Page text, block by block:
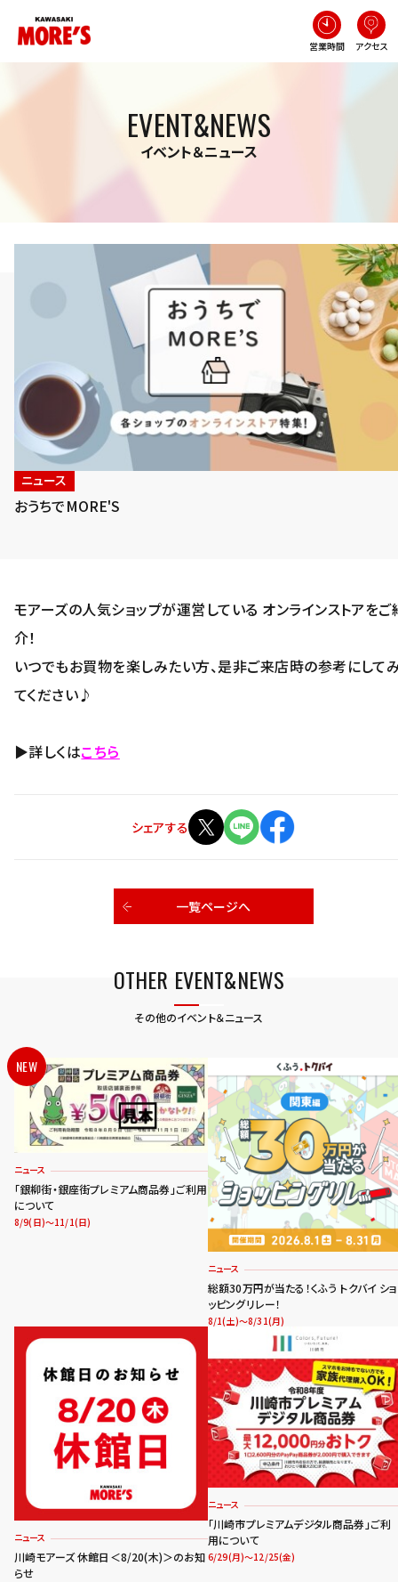
営業時間 アクセス
EVENT&NEWS
イベント＆ニュース
ニュース
おうちでMORE'S
モアーズの人気ショップが運営している オンラインストアをご
介！
いつでもお買物を楽しみたい方、是非ご来店時の参考にして
てください♪
▶詳しくはこちら
シェアする
一覧ページへ
OTHER EVENT&NEWS
その他のイベント＆ニュース
NEW
ニュース
「銀柳街・銀座街プレミアム商品券」ご利用
について
8/9(日)～11/1(日)
ニュース
総額30万円が当たる！くふう トクバイ ショ
ッピングリレー！
8/1(土)～8/31(月)
ニュース
川崎モアーズ 休館日＜8/20(木)＞のお知
らせ
ニュース
「川崎市プレミアムデジタル商品券」ご利
用について
6/29(月)～12/25(金)